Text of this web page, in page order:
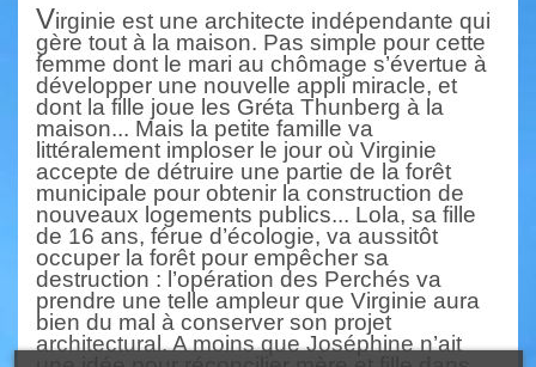
Virginie est une architecte indépendante qui
gère tout à la maison. Pas simple pour cette
femme dont le mari au chômage s’évertue à
développer une nouvelle appli miracle, et
dont la fille joue les Gréta Thunberg à la
maison... Mais la petite famille va
littéralement imploser le jour où Virginie
accepte de détruire une partie de la forêt
municipale pour obtenir la construction de
nouveaux logements publics... Lola, sa fille
de 16 ans, férue d’écologie, va aussitôt
occuper la forêt pour empêcher sa
destruction : l’opération des Perchés va
prendre une telle ampleur que Virginie aura
bien du mal à conserver son projet
architectural. A moins que Joséphine n’ait